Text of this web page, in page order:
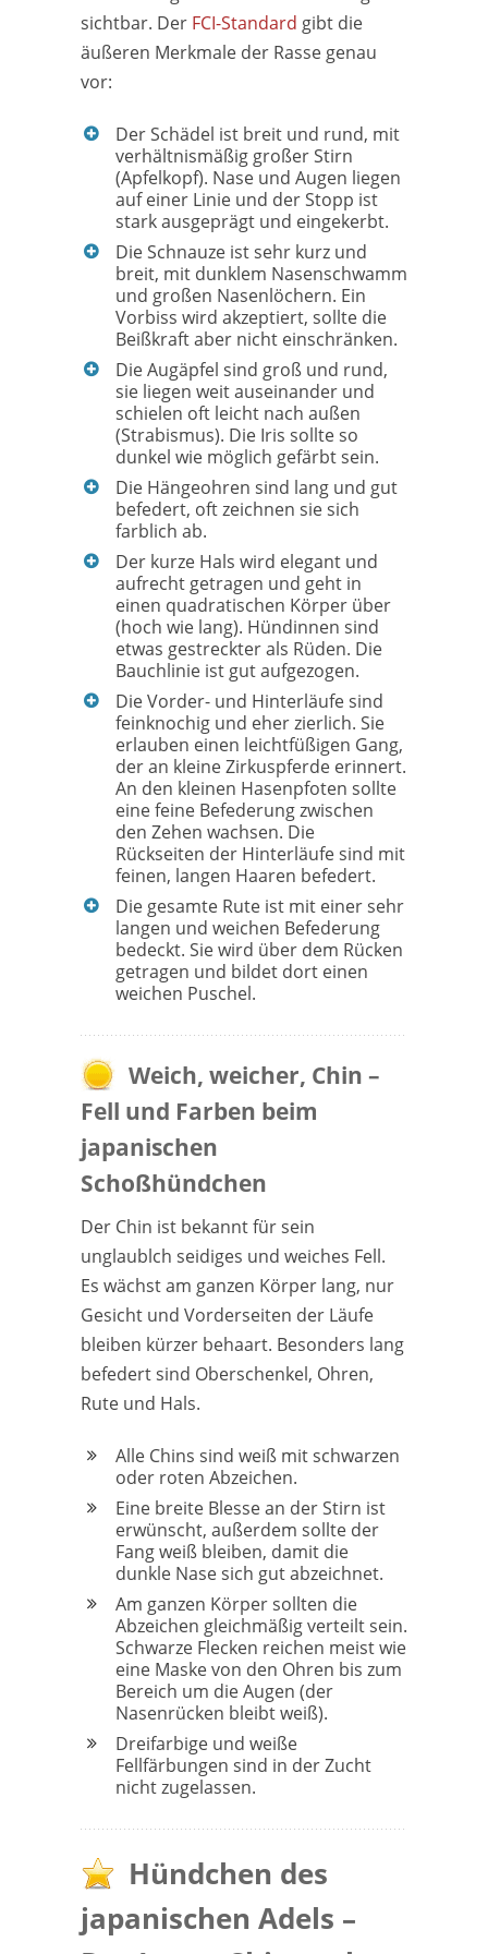
sichtbar. Der FCI-Standard gibt die
äußeren Merkmale der Rasse genau
vor:
Der Schädel ist breit und rund, mit
verhältnismäßig großer Stirn
(Apfelkopf). Nase und Augen liegen
auf einer Linie und der Stopp ist
stark ausgeprägt und eingekerbt.
Die Schnauze ist sehr kurz und
breit, mit dunklem Nasenschwamm
und großen Nasenlöchern. Ein
Vorbiss wird akzeptiert, sollte die
Beißkraft aber nicht einschränken.
Die Augäpfel sind groß und rund,
sie liegen weit auseinander und
schielen oft leicht nach außen
(Strabismus). Die Iris sollte so
dunkel wie möglich gefärbt sein.
Die Hängeohren sind lang und gut
befedert, oft zeichnen sie sich
farblich ab.
Der kurze Hals wird elegant und
aufrecht getragen und geht in
einen quadratischen Körper über
(hoch wie lang). Hündinnen sind
etwas gestreckter als Rüden. Die
Bauchlinie ist gut aufgezogen.
Die Vorder- und Hinterläufe sind
feinknochig und eher zierlich. Sie
erlauben einen leichtfüßigen Gang,
der an kleine Zirkuspferde erinnert.
An den kleinen Hasenpfoten sollte
eine feine Befederung zwischen
den Zehen wachsen. Die
Rückseiten der Hinterläufe sind mit
feinen, langen Haaren befedert.
Die gesamte Rute ist mit einer sehr
langen und weichen Befederung
bedeckt. Sie wird über dem Rücken
getragen und bildet dort einen
weichen Puschel.
Weich, weicher, Chin –
Fell und Farben beim
japanischen
Schoßhündchen
Der Chin ist bekannt für sein
unglaublch seidiges und weiches Fell.
Es wächst am ganzen Körper lang, nur
Gesicht und Vorderseiten der Läufe
bleiben kürzer behaart. Besonders lang
befedert sind Oberschenkel, Ohren,
Rute und Hals.
Alle Chins sind weiß mit schwarzen
oder roten Abzeichen.
Eine breite Blesse an der Stirn ist
erwünscht, außerdem sollte der
Fang weiß bleiben, damit die
dunkle Nase sich gut abzeichnet.
Am ganzen Körper sollten die
Abzeichen gleichmäßig verteilt sein.
Schwarze Flecken reichen meist wie
eine Maske von den Ohren bis zum
Bereich um die Augen (der
Nasenrücken bleibt weiß).
Dreifarbige und weiße
Fellfärbungen sind in der Zucht
nicht zugelassen.
Hündchen des
japanischen Adels –